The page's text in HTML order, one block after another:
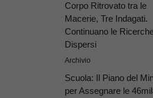
Corpo Ritrovato tra le
Macerie, Tre Indagati.
Continuano le
Dispersi
Archivio
Scuola: Il Piano del
per Assegnare le